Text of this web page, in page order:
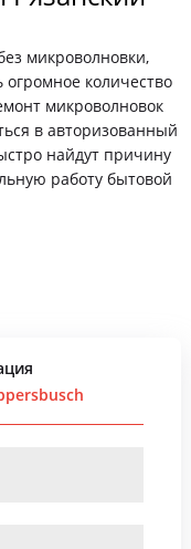
микроволновки,
огромное количество
микроволновок
в авторизованный
найдут причину
работу бытовой